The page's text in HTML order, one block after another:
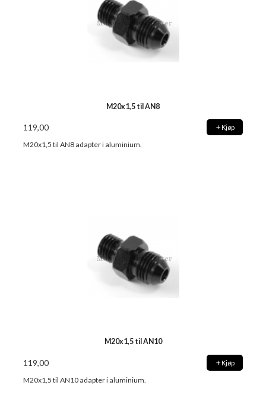
M20x1,5 til AN8
119,00 Kjøp
M20x1,5 til AN8 adapter i aluminium.
M20x1,5 til AN10
119,00 Kjøp
M20x1,5 til AN10 adapter i aluminium.